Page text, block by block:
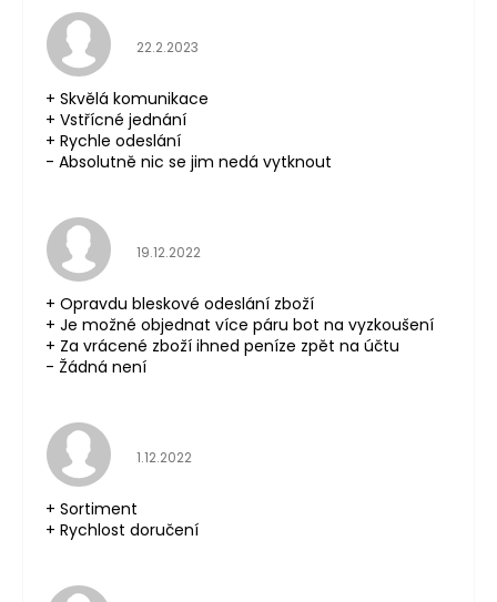
Hodnocení obchodu je 5 z 5 hvězdiček.
22.2.2023
+ Skvělá komunikace
+ Vstřícné jednání
+ Rychle odeslání
- Absolutně nic se jim nedá vytknout
Hodnocení obchodu je 5 z 5 hvězdiček.
19.12.2022
+ Opravdu bleskové odeslání zboží
+ Je možné objednat více páru bot na vyzkoušení
+ Za vrácené zboží ihned peníze zpět na účtu
- Žádná není
Hodnocení obchodu je 5 z 5 hvězdiček.
1.12.2022
+ Sortiment
+ Rychlost doručení